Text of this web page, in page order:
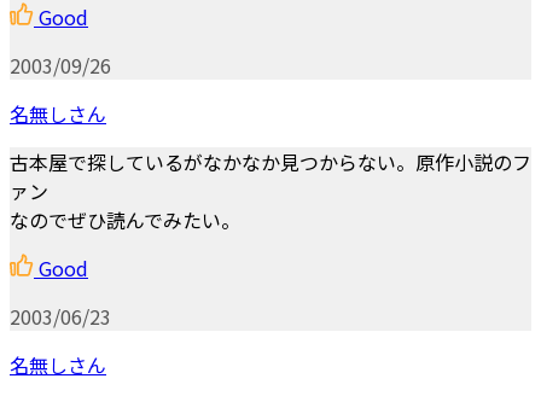
Good
2003/09/26
名無しさん
古本屋で探しているがなかなか見つからない。原作小説のフ
ァン
なのでぜひ読んでみたい。
Good
2003/06/23
名無しさん